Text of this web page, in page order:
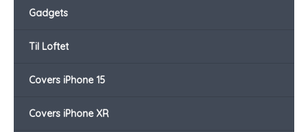
Gadgets
Til Loftet
Covers iPhone 15
Covers iPhone XR